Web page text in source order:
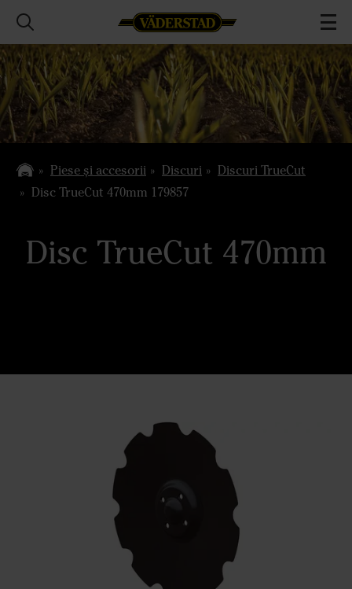
Piese și accesorii Discuri
Discuri TrueCut
Disc TrueCut 470mm 179857
Disc TrueCut 470mm